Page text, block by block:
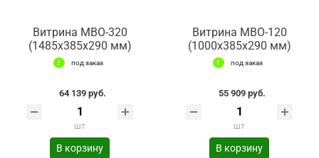
Витрина МВО-320
(1485x385x290 мм)
под заказ
64 139 руб.
шт
В корзину
Витрина МВО-120
(1000x385x290 мм)
под заказ
55 909 руб.
шт
В корзину